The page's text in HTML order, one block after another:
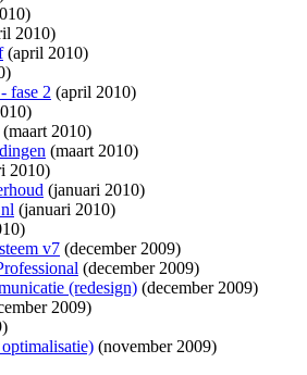
2010)
(april 2010)
fase 2 (april 2010)
(maart 2010)
(maart 2010)
2010)
(januari 2010)
(januari 2010)
v7 (december 2009)
(december 2009)
(redesign) (december 2009)
2009)
(november 2009)